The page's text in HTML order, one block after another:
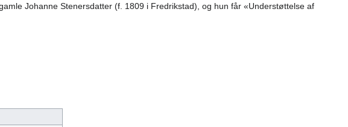
gamle Johanne Stenersdatter (f. 1809 i Fredrikstad), og hun får «Understøttelse af